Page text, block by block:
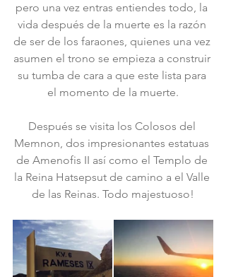
pero una vez entras entiendes todo, la
vida después de la muerte es la razón
de ser de los faraones, quienes una vez
asumen el trono se empieza a construir
su tumba de cara a que este lista para
el momento de la muerte.
Después se visita los Colosos del
Memnon, dos impresionantes estatuas
de Amenofis II así como el Templo de
la Reina Hatsepsut de camino a el Valle
de las Reinas. Todo majestuoso!